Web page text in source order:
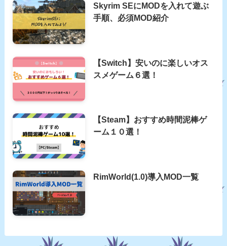
Skyrim SEにMODを入れて遊ぶ
手順、必須MOD紹介
【Switch】安いのに楽しいオス
スメゲーム６選！
【Steam】おすすめ時間泥棒ゲ
ーム１０選！
RimWorld(1.0)導入MOD一覧